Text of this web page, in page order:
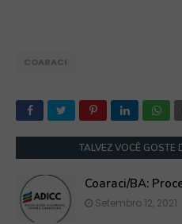
COARACI
TALVEZ VOCÊ GOSTE
Coaraci/BA:
Setembro 12, 2021